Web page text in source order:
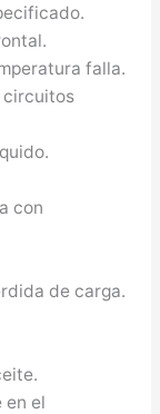
falla.
circuitos
con
de carga.
en el